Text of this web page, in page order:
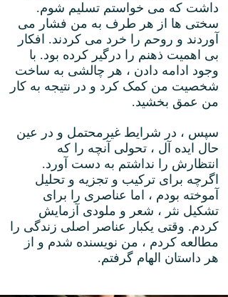
داشت که می خواستم تسلیم شوم.
سختی ها از هر طرف به من فشار می
آوردند و روحم را خرد می کردند. افکار
بی اهمیت ذهنم را درگیر کرده بود. با
وجود ادامه دادن ، هر چالشی به ساخت
شخصیت من کمک کرد و در نتیجه به کار
من عمق بخشید.
سپس ، در شرایط غیرمحتمل و در عین
حال ایده آل ، تحولی آنچه را که
انتظارش را نداشتم به دست آورد.
اگرچه برای ترکیب و تجزیه و تحلیل
آموخته بودم ، اما عناصری را برای
تشکیل نثر ، شعر و ملودی آزمایش
کردم. وقتی یکبار عناصر اصلی زندگی را
مطالعه کردم ، من نویسنده شدم و از
هر داستان الهام گرفتم.